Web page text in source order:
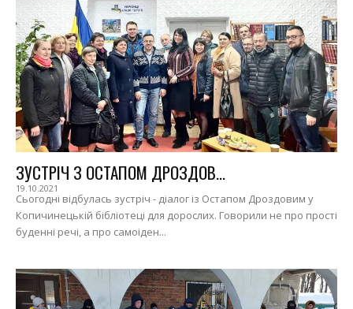
ЗУСТРІЧ З ОСТАПОМ ДРОЗДОВ...
19.10.2021
Сьогодні відбулась зустріч - діалог із Остапом Дроздовим у
Копичинецькій бібліотеці для дорослих. Говорили не про прості
буденні речі, а про самоіден...